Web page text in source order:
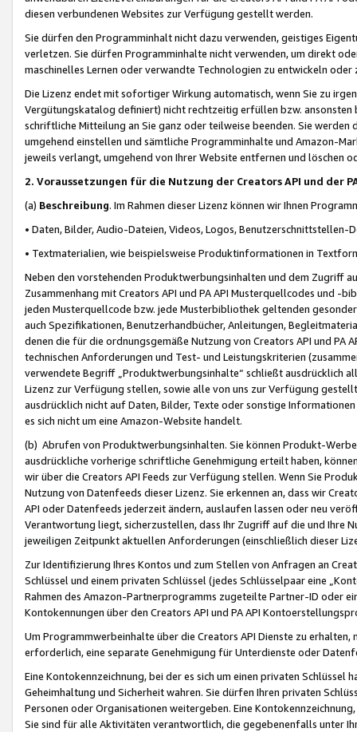
diesen verbundenen Websites zur Verfügung gestellt werden.
Sie dürfen den Programminhalt nicht dazu verwenden, geistiges
verletzen. Sie dürfen Programminhalte nicht verwenden, um direkt
maschinelles Lernen oder verwandte Technologien zu entwickeln
Die Lizenz endet mit sofortiger Wirkung automatisch, wenn Sie zu
Vergütungskatalog definiert) nicht rechtzeitig erfüllen bzw. ansonsten
schriftliche Mitteilung an Sie ganz oder teilweise beenden. Sie werden
umgehend einstellen und sämtliche Programminhalte und Amazon-
jeweils verlangt, umgehend von Ihrer Website entfernen und löschen
2. Voraussetzungen für die Nutzung der Creators API und der
(a) Beschreibung. Im Rahmen dieser Lizenz können wir Ihnen
• Daten, Bilder, Audio-Dateien, Videos, Logos, Benutzerschnittstellen-
• Textmaterialien, wie beispielsweise Produktinformationen in
Neben den vorstehenden Produktwerbungsinhalten und dem Zugriff
Zusammenhang mit Creators API und PA API Musterquellcodes und
jeden Musterquellcode bzw. jede Musterbibliothek geltenden
auch Spezifikationen, Benutzerhandbücher, Anleitungen,
denen die für die ordnungsgemäße Nutzung von Creators API und PA
technischen Anforderungen und Test- und Leistungskriterien
verwendete Begriff „Produktwerbungsinhalte“ schließt ausdrücklich
Lizenz zur Verfügung stellen, sowie alle von uns zur Verfügung
ausdrücklich nicht auf Daten, Bilder, Texte oder sonstige
es sich nicht um eine Amazon-Website handelt.
(b) Abrufen von Produktwerbungsinhalten. Sie können Produkt-
ausdrückliche vorherige schriftliche Genehmigung erteilt haben,
wir über die Creators API Feeds zur Verfügung stellen. Wenn Sie
Nutzung von Datenfeeds dieser Lizenz. Sie erkennen an, dass wir
API oder Datenfeeds jederzeit ändern, auslaufen lassen oder neu
Verantwortung liegt, sicherzustellen, dass Ihr Zugriff auf die und Ihre
jeweiligen Zeitpunkt aktuellen Anforderungen (einschließlich dieser
Zur Identifizierung Ihres Kontos und zum Stellen von Anfragen an
Schlüssel und einem privaten Schlüssel (jedes Schlüsselpaar eine
Rahmen des Amazon-Partnerprogramms zugeteilte Partner-ID oder
Kontokennungen über den Creators API und PA API
Um Programmwerbeinhalte über die Creators API Dienste zu
erforderlich, eine separate Genehmigung für Unterdienste oder
Eine Kontokennzeichnung, bei der es sich um einen privaten
Geheimhaltung und Sicherheit wahren. Sie dürfen Ihren privaten
Personen oder Organisationen weitergeben. Eine
Sie sind für alle Aktivitäten verantwortlich, die gegebenenfalls unter